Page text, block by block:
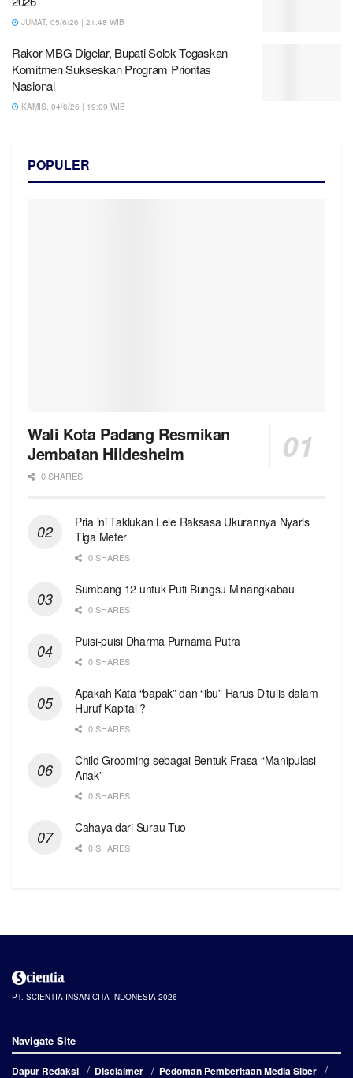
JUMAT, 05/6/26 | 21:48 WIB
Rakor MBG Digelar, Bupati Solok Tegaskan
Komitmen Sukseskan Program Prioritas
Nasional
KAMIS, 04/6/26 | 19:09 WIB
POPULER
Wali Kota Padang Resmikan
Jembatan Hildesheim
0 SHARES
Pria ini Taklukan Lele Raksasa Ukurannya Nyaris
Tiga Meter
0 SHARES
Sumbang 12 untuk Puti Bungsu Minangkabau
0 SHARES
Puisi-puisi Dharma Purnama Putra
0 SHARES
Apakah Kata “bapak” dan “ibu” Harus Ditulis dalam
Huruf Kapital ?
0 SHARES
Child Grooming sebagai Bentuk Frasa “Manipulasi
Anak”
0 SHARES
Cahaya dari Surau Tuo
0 SHARES
PT. SCIENTIA INSAN CITA INDONESIA 2026
Navigate Site
Dapur Redaksi Disclaimer Pedoman Pemberitaan Media Siber